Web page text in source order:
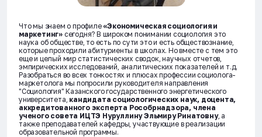
Что мы знаем о профиле «Экономическая социология и
маркетинг» сегодня? В широком понимании социология это
наука об обществе, то есть по сути это и есть обществознание,
которые проходили абитуриенты в школах. Но вместе с тем это
еще и целый мир статистических сводок, научных отчетов,
эмпирических исследований, аналитических показателей и т.д.
Разобраться во всех тонкостях и плюсах профессии социолога-
маркетолога мы попросили руководителя направления
"Социология" Казанского государственного энергетического
университета, кандидата социологических наук, доцента,
аккредитованного эксперта Рособрнадзора, члена
ученого совета ИЦТЭ Нуруллину Эльмиру Ринатовну, а
также преподавателей кафедры, участвующие в реализации
образовательной программы.